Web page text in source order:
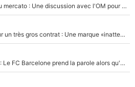
Amine Gouiri est très inquiet du mercato : Une discussion avec l'OM pour acter son transfert !
Kylian Mbappé lâche Nike pour un très gros contrat : Une marque «inattendue» va frapper très fort
Ferran Torres a dit oui au PSG : Le FC Barcelone prend la parole alors qu'un transfert de l'attaquant espagnol prend forme